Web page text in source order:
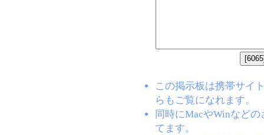
この掲示板は携帯サイ
らもご覧になれます。
同時にMacやWinなど
てます。